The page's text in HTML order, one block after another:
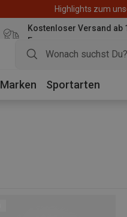
Highlights zum
Kostenloser Versand ab
Euro
Marken Sportarten